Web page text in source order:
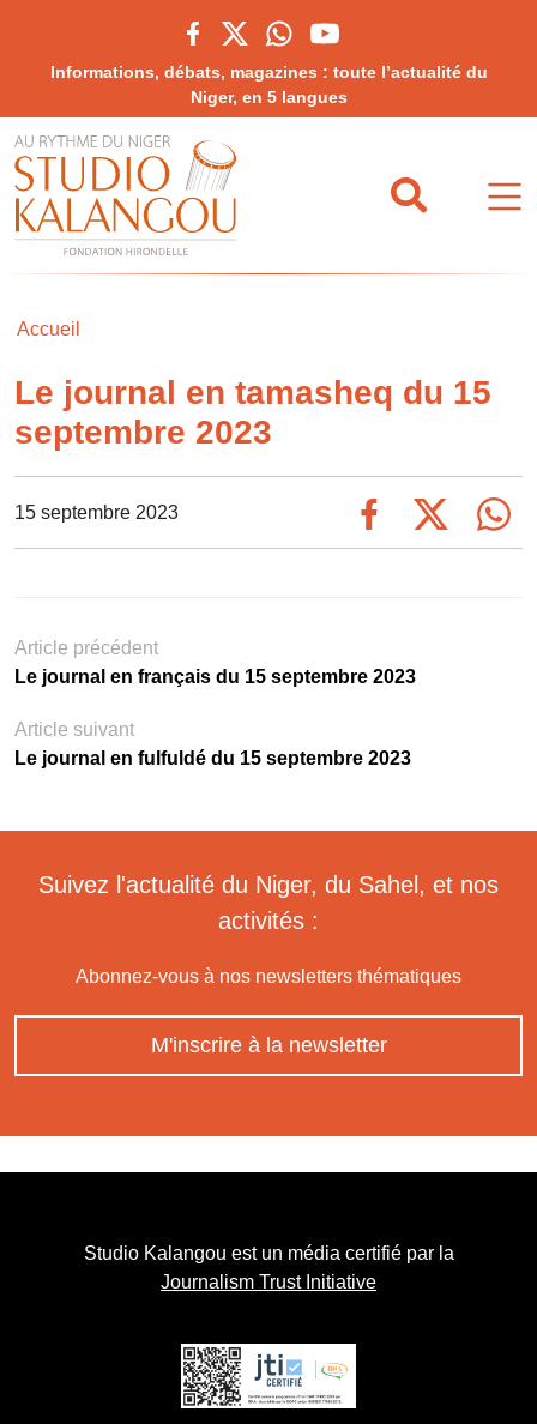
Informations, débats, magazines : toute l’actualité du
Niger, en 5 langues
Accueil
Le journal en tamasheq du 15
septembre 2023
15 septembre 2023
Article précédent
Le journal en français du 15 septembre 2023
Article suivant
Le journal en fulfuldé du 15 septembre 2023
Suivez l'actualité du Niger, du Sahel, et nos
activités :
Abonnez-vous à nos newsletters thématiques
M'inscrire à la newsletter
Studio Kalangou est un média certifié par la
Journalism Trust Initiative